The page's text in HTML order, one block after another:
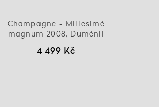
Champagne - Millesimé
magnum 2008, Duménil
4 499 Kč